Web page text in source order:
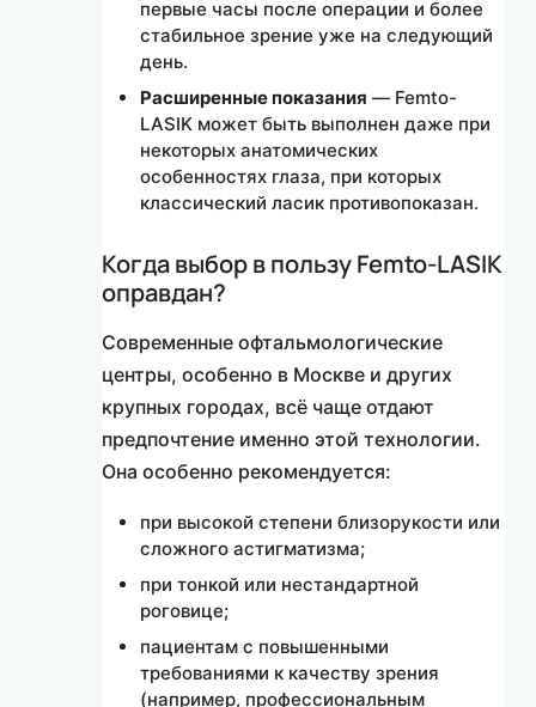
первые часы после операции и более
стабильное зрение уже на следующий
день.
Расширенные показания — Femto-
LASIK может быть выполнен даже при
некоторых анатомических
особенностях глаза, при которых
классический ласик противопоказан.
Когда выбор в пользу Femto-LASIK
оправдан?
Современные офтальмологические
центры, особенно в Москве и других
крупных городах, всё чаще отдают
предпочтение именно этой технологии.
Она особенно рекомендуется:
при высокой степени близорукости или
сложного астигматизма;
при тонкой или нестандартной
роговице;
пациентам с повышенными
требованиями к качеству зрения
(например, профессиональным